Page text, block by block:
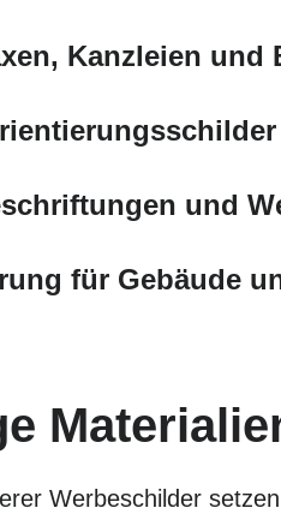
Kanzleien und
und
für Gebäude
Werbeschilder